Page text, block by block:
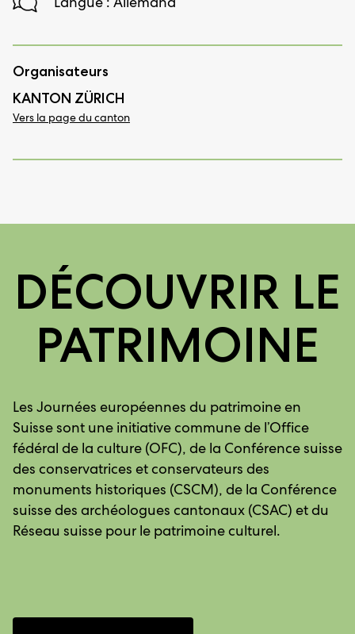
Organisateurs
KANTON ZÜRICH
Vers la page du canton
DÉCOUVRIR LE
PATRIMOINE
Les Journées européennes du patrimoine en
Suisse sont une initiative commune de l’Office
fédéral de la culture (OFC), de la Conférence suisse
des conservatrices et conservateurs des
monuments historiques (CSCM), de la Conférence
suisse des archéologues cantonaux (CSAC) et du
Réseau suisse pour le patrimoine culturel.